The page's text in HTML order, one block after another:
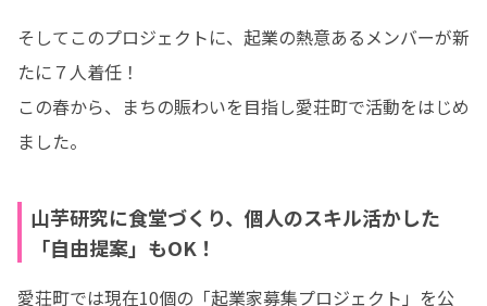
そしてこのプロジェクトに、起業の熱意あるメンバーが新
たに７人着任！
この春から、まちの賑わいを目指し愛荘町で活動をはじめ
ました。
山芋研究に食堂づくり、個人のスキル活かした
「自由提案」もOK！
愛荘町では現在10個の「起業家募集プロジェクト」を公